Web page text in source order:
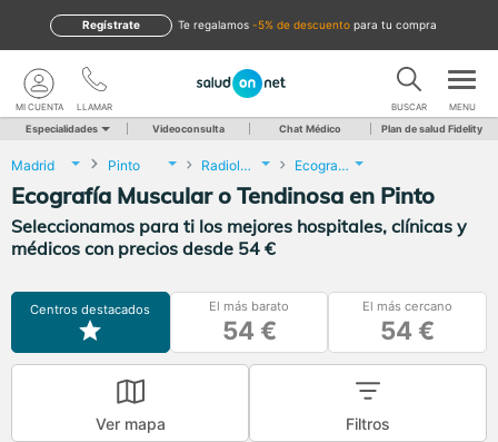
te regalamos -5% de descuento para tu compra
Regístrate
LLAMAR
MI CUENTA BUSCAR MENU
Especialidades Videoconsulta Chat Médico Plan de salud Fidelity
Madrid Pinto Radiología Ecografía Muscular o Tendinosa
Ecografía Muscular o Tendinosa en Pinto
Seleccionamos para ti los mejores hospitales, clínicas y
médicos con precios desde 54 €
Centros destacados El más barato
54 €
El más cercano
54 €
Ver mapa Filtros